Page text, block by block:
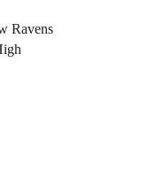
Ravens